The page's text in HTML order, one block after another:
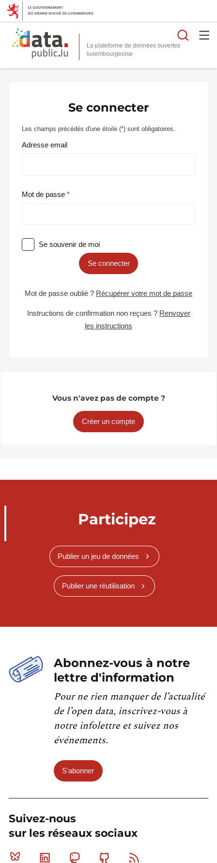
La plateforme de données ouvertes
Se connecter
Les champs précédés d'une étoile (*) sont obligatoires.
Adresse email
Mot de passe
Se souvenir de moi
Se connecter
Mot de passe oublié ? Récupérer votre mot de passe
Instructions de confirmation non reçues ? Renvoyer
les instructions
Vous n'avez pas de compte ?
Créer un compte
Participez
Publier un jeu de données
Publier une réutilisation
Abonnez-vous à notre
lettre d'information
Pour ne rien manquer de l’actualité
de l’open data, inscrivez-vous à
notre infolettre et suivez nos
événements.
S'abonner
Suivez-nous
sur les réseaux sociaux
Bluesky Linkedin MastodonGithub